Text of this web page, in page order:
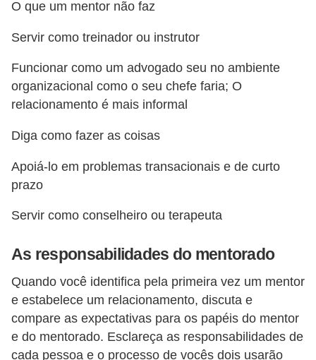
O que um mentor não faz
Servir como treinador ou instrutor
Funcionar como um advogado seu no ambiente
organizacional como o seu chefe faria; O
relacionamento é mais informal
Diga como fazer as coisas
Apoiá-lo em problemas transacionais e de curto
prazo
Servir como conselheiro ou terapeuta
As responsabilidades do mentorado
Quando você identifica pela primeira vez um mentor
e estabelece um relacionamento, discuta e
compare as expectativas para os papéis do mentor
e do mentorado. Esclareça as responsabilidades de
cada pessoa e o processo de vocês dois usarão
d
e
o
n
o
S
o
f
w
r
e
d